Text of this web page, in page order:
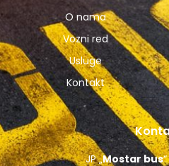
O nama
Vozni red
Usluge
Kontakt
JP „Mostar bus